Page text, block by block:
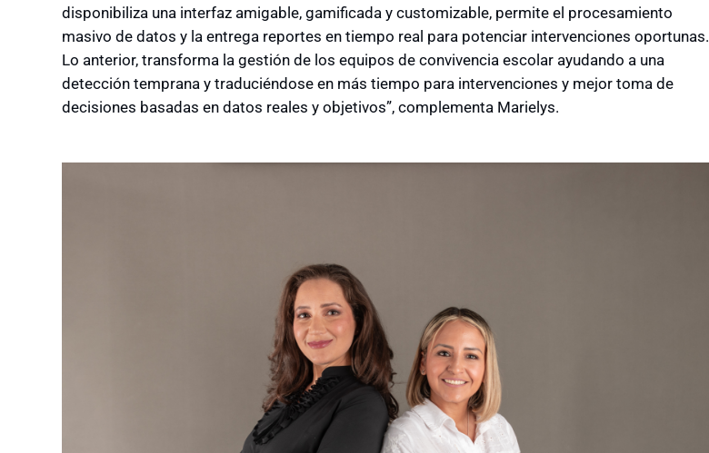
disponibiliza una interfaz amigable, gamificada y customizable, permite el procesamiento
masivo de datos y la entrega reportes en tiempo real para potenciar intervenciones oportunas.
Lo anterior, transforma la gestión de los equipos de convivencia escolar ayudando a una
detección temprana y traduciéndose en más tiempo para intervenciones y mejor toma de
decisiones basadas en datos reales y objetivos”, complementa Marielys.